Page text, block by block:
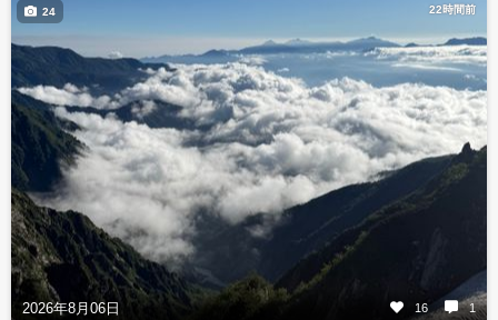
22時間前
2026年8月06日 16 1
24